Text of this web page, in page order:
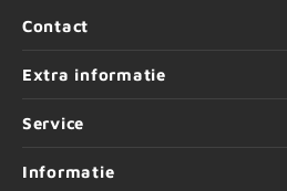
Contact
Extra informatie
Service
Informatie